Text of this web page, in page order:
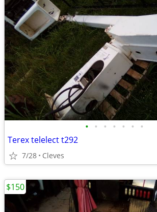
• • • • • • •
Terex telelect t292
7/28 Cleves
$150